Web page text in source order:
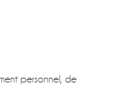
personnel, de